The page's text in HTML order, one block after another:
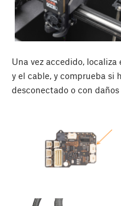
Una vez accedido, localiza
y el cable, y comprueba si
desconectado o con